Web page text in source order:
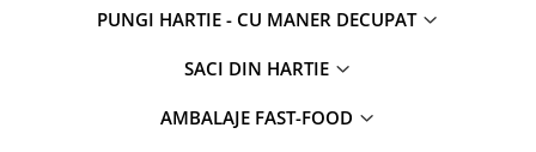
PUNGI HARTIE - CU MANER DECUPAT
SACI DIN HARTIE
AMBALAJE FAST-FOOD